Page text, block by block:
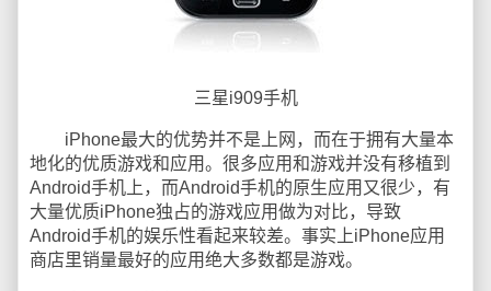
三星i909手机
iPhone最大的优势并不是上网，而在于拥有大量本
地化的优质游戏和应用。很多应用和游戏并没有移植到
Android手机上，而Android手机的原生应用又很少，有
大量优质iPhone独占的游戏应用做为对比，导致
Android手机的娱乐性看起来较差。事实上iPhone应用
商店里销量最好的应用绝大多数都是游戏。